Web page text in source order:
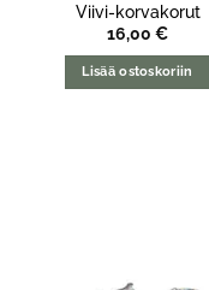
Viivi-korvakorut
16,00 €
Lisää ostoskoriin